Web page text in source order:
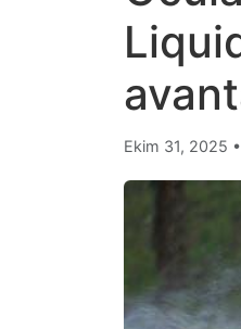
Ekim 31, 2025 •